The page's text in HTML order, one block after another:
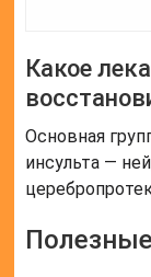
Какое
Основная
инсульта —